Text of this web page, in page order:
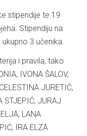
stipendije te 19
Stipendiju na
3 učenika.
i pravila, tako
IVONA ŠALOV,
JURETIĆ,
STJEPIĆ, JURAJ
LANA
IRA ELZA